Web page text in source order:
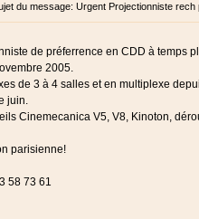
du message: Urgent Projectionniste rech
de préferrence en CDD à temps
2005.
de 3 à 4 salles et en multiplexe
juin.
Cinemecanica V5, V8, Kinoton,
parisienne!
58 73 61